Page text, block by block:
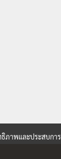
ภาพและประสบก